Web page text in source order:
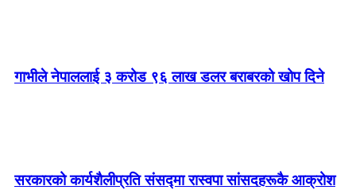
गाभीले नेपाललाई ३ करोड ९६ लाख डलर बराबरको खोप दिने
सरकारको कार्यशैलीप्रति संसद्‍मा रास्वपा सांसदहरूकै आक्रोश